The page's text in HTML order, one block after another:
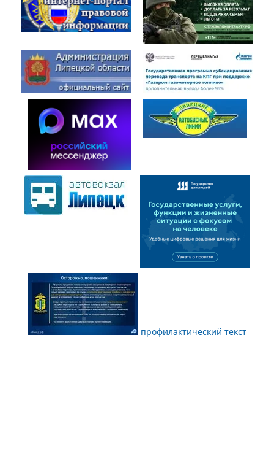
профилактический текст